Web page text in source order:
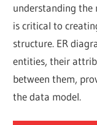
understanding the
is critical to
structure. ER
entities, their
between them,
the data model.